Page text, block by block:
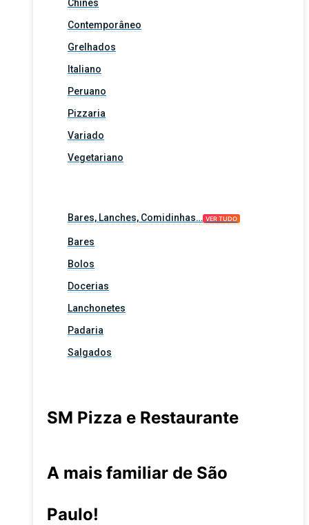
Chinês
Contemporâneo
Grelhados
Italiano
Peruano
Pizzaria
Variado
Vegetariano
Bares, Lanches, Comidinhas… VER TUDO
Bares
Bolos
Docerias
Lanchonetes
Padaria
Salgados
SM Pizza e Restaurante
A mais familiar de São
Paulo!